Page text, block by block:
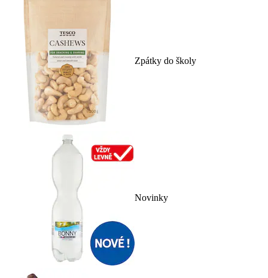
Zpátky do školy
Novinky